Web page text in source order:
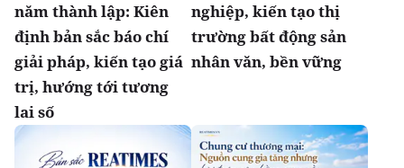
năm thành lập: Kiên
định bản sắc báo chí
giải pháp, kiến tạo giá
trị, hướng tới tương
lai số
nghiệp, kiến tạo thị
trường bất động sản
nhân văn, bền vững